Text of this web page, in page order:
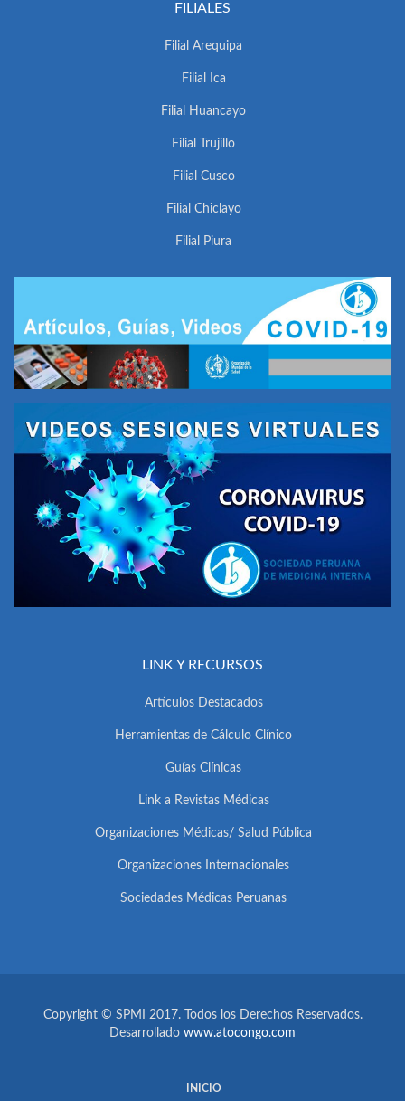
FILIALES
Filial Arequipa
Filial Ica
Filial Huancayo
Filial Trujillo
Filial Cusco
Filial Chiclayo
Filial Piura
LINK Y RECURSOS
Artículos Destacados
Herramientas de Cálculo Clínico
Guías Clínicas
Link a Revistas Médicas
Organizaciones Médicas/ Salud Pública
Organizaciones Internacionales
Sociedades Médicas Peruanas
Copyright © SPMI 2017. Todos los Derechos Reservados.
Desarrollado www.atocongo.com
INICIO